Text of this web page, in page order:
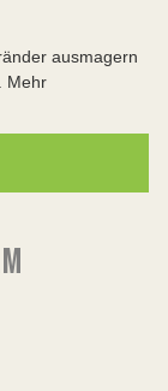
ausmagern
Mehr